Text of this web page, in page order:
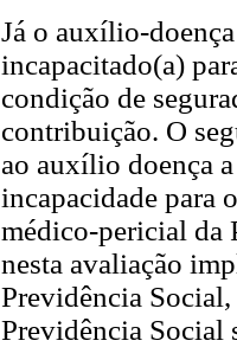
Já o auxílio-
incapacitado(a)
condição de
contribuição. O
ao auxílio doença
incapacidade para
médico-pericial da
nesta avaliação
Previdência Social,
Previdência Social